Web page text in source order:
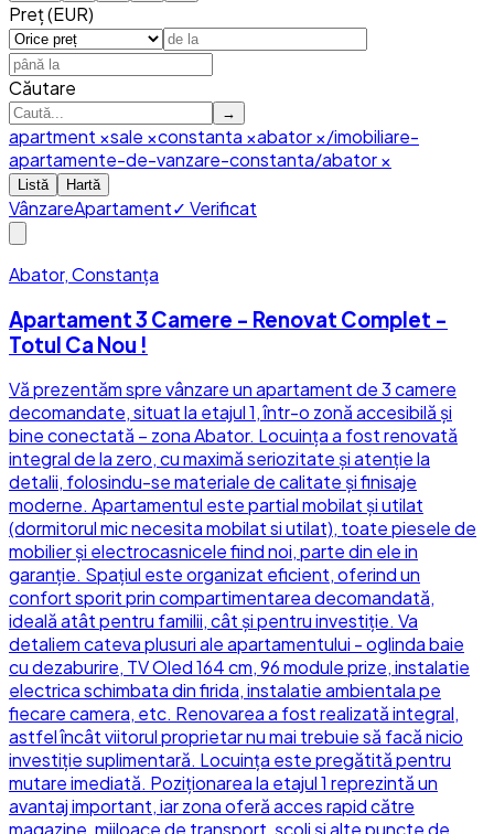
Preț (EUR)
Căutare
→
apartment ×sale ×constanta ×abator×/imobiliare-
apartamente-de-vanzare-constanta/abator×
Listă Hartă
VânzareApartament✓ Verificat
Abator, Constanța
Apartament 3 Camere - Renovat Complet -
Totul Ca Nou !
Vă prezentăm spre vânzare un apartament de 3 camere
decomandate, situat la etajul 1, într-o zonă accesibilă și
bine conectată – zona Abator. Locuința a fost renovată
integral de la zero, cu maximă seriozitate și atenție la
detalii, folosindu-se materiale de calitate și finisaje
moderne. Apartamentul este partial mobilat și utilat
(dormitorul mic necesita mobilat si utilat), toate piesele de
mobilier și electrocasnicele fiind noi, parte din ele in
garanție. Spațiul este organizat eficient, oferind un
confort sporit prin compartimentarea decomandată,
ideală atât pentru familii, cât și pentru investiție. Va
detaliem cateva plusuri ale apartamentului - oglinda baie
cu dezaburire, TV Oled 164 cm, 96 module prize, instalatie
electrica schimbata din firida, instalatie ambientala pe
fiecare camera, etc. Renovarea a fost realizată integral,
astfel încât viitorul proprietar nu mai trebuie să facă nicio
investiție suplimentară. Locuința este pregătită pentru
mutare imediată. Poziționarea la etajul 1 reprezintă un
avantaj important, iar zona oferă acces rapid către